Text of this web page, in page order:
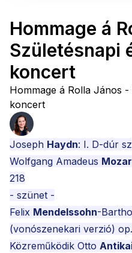
Hommage á
Születésnapi
koncert
Hommage á Rolla János
koncert
Joseph Haydn: I. D-dúr
Wolfgang Amadeus
218
- szünet -
Felix Mendelssohn-
(vonószenekari verzió)
Közreműködik Otto